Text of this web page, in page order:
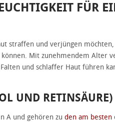
FÜR
straffen und verjüngen
Mit zunehmendem Alter
und schlaffer Haut führen
UND RETINSÄURE)
A und gehören zu den am besten